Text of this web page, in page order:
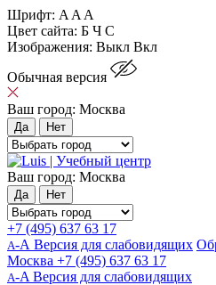
Шрифт: A A A
Цвет сайта: Б Ч С
Изображения: Выкл Вкл
Обычная версия
Ваш город: Москва
Да Нет
Ваш город: Москва
Да Нет
+7 (495) 637 63 17
А-А Версия для слабовидящих
Москва +7 (495) 637 63 17
A-A Версия для слабовидящих